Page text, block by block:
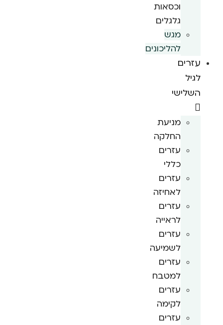
וכסאות
גלגלים
מגש
להליכונים
עזרים
לגיל
השלישי
מניעת
החלקה
עזרים
כללי
עזרים
לאחיזה
עזרים
לראייה
עזרים
לשמיעה
עזרים
למטבח
עזרים
לקימה
עזרים